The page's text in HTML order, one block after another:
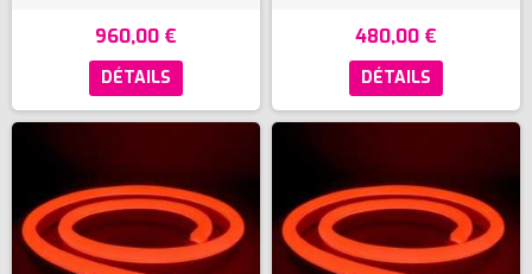
960,00 €
DÉTAILS
480,00 €
DÉTAILS